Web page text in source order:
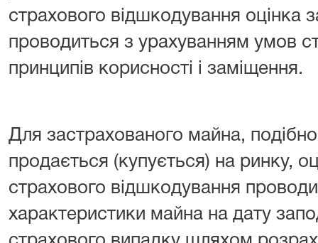
страхового відшкодування оцінка
проводиться з урахуванням умов
принципів корисності і заміщення.
Для застрахованого майна,
продається (купується) на ринку,
страхового відшкодування
характеристики майна на дату